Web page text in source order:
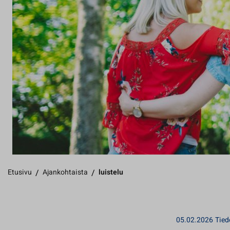
Etusivu / Ajankohtaista / luistelu
05.02.2026